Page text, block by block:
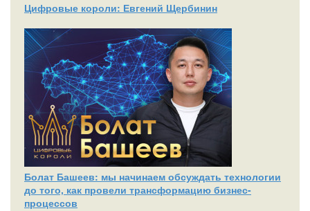
Цифровые короли: Евгений Щербинин
Болат Башеев: мы начинаем обсуждать технологии
до того, как провели трансформацию бизнес-
процессов